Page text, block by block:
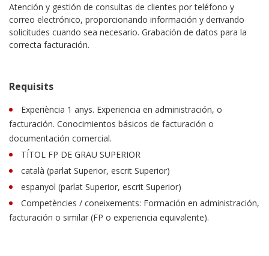
Atención y gestión de consultas de clientes por teléfono y
correo electrónico, proporcionando información y derivando
solicitudes cuando sea necesario. Grabación de datos para la
correcta facturación.
Requisits
Experiència 1 anys. Experiencia en administración, o
facturación. Conocimientos básicos de facturación o
documentación comercial.
TÍTOL FP DE GRAU SUPERIOR
català (parlat Superior, escrit Superior)
espanyol (parlat Superior, escrit Superior)
Competències / coneixements: Formación en administración,
facturación o similar (FP o experiencia equivalente).